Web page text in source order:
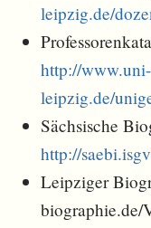
leipzig.de/
http://www.uni-
leipzig.de/
Sächsische
http://
Leipziger